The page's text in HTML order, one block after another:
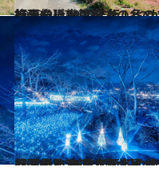
2023.1.17
【画像】2022年版 いつか行きたい！ 日本の冬の絶景～近畿篇～
旅＆お出かけ
2022.12.24
【画像】2022年版 いつか行きたい！ 日本の冬の絶景 ～北海道・東北篇～
旅＆お出かけ